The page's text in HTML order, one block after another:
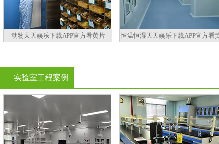
动物天天娱乐下载APP官方看黄片 恒温恒湿天天娱乐下载APP官方看
实验室工程案例